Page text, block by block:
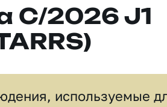
C/2026 J1
используемые